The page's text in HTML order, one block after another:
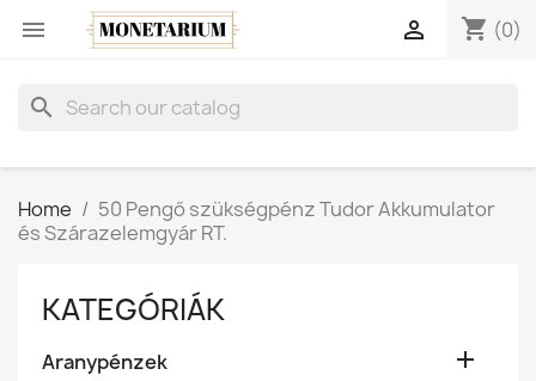
 shopping_cart (0)

search
Home
50 Pengő szükségpénz Tudor Akkumulator
és Szárazelemgyár RT.
KATEGÓRIÁK
Aranypénzek 